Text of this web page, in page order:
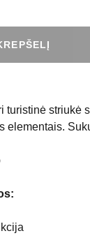
turistinė striukė
elementais.